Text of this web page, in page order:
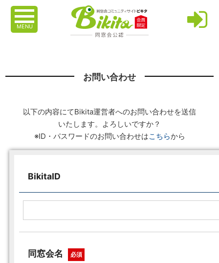
MENU
お問い合わせ
以下の内容にてBikita運営者へのお問い合わせを送信
いたします。よろしいですか？
※ID・パスワードのお問い合わせはこちらから
BikitaID
同窓会名 必須